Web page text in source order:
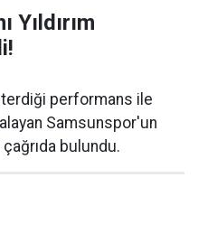
Yıldırım
performans ile
Samsunspor'un
çağrıda bulundu.